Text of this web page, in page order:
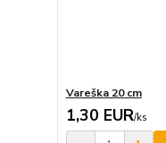
Vareška 20 cm
1,30 EUR/ks